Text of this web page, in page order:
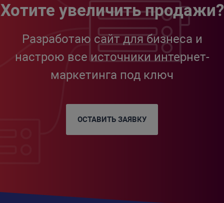
Хотите увеличить продажи?
Разработаю сайт для бизнеса и
настрою все источники интернет-
маркетинга под ключ
ОСТАВИТЬ ЗАЯВКУ